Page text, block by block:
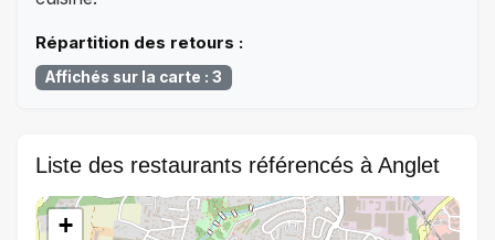
Répartition des retours :
Affichés sur la carte : 3
Liste des restaurants référencés à Anglet
+